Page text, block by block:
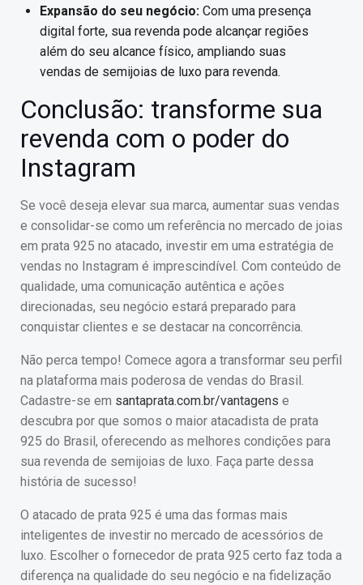
Expansão do seu negócio: Com uma presença
digital forte, sua revenda pode alcançar regiões
além do seu alcance físico, ampliando suas
vendas de semijoias de luxo para revenda.
Conclusão: transforme sua
revenda com o poder do
Instagram
Se você deseja elevar sua marca, aumentar suas vendas
e consolidar-se como um referência no mercado de joias
em prata 925 no atacado, investir em uma estratégia de
vendas no Instagram é imprescindível. Com conteúdo de
qualidade, uma comunicação autêntica e ações
direcionadas, seu negócio estará preparado para
conquistar clientes e se destacar na concorrência.
Não perca tempo! Comece agora a transformar seu perfil
na plataforma mais poderosa de vendas do Brasil.
Cadastre-se em santaprata.com.br/vantagens e
descubra por que somos o maior atacadista de prata
925 do Brasil, oferecendo as melhores condições para
sua revenda de semijoias de luxo. Faça parte dessa
história de sucesso!
O atacado de prata 925 é uma das formas mais
inteligentes de investir no mercado de acessórios de
luxo. Escolher o fornecedor de prata 925 certo faz toda a
diferença na qualidade do seu negócio e na fidelização